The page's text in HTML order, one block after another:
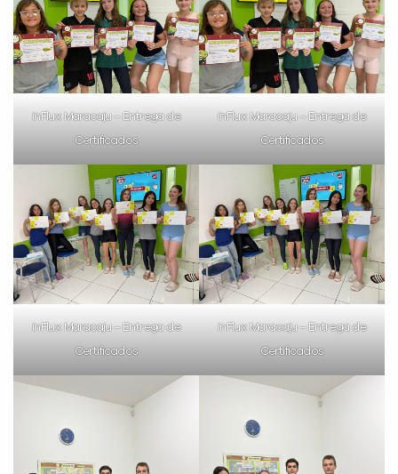
inFlux Maracaju – Entrega de
Certificados
inFlux Maracaju – Entrega de
Certificados
inFlux Maracaju – Entrega de
Certificados
inFlux Maracaju – Entrega de
Certificados
Desculpe!
Não encontramos nenhuma unidade
inFlux nesta cidade ou bairro que
você digitou.
Preencha com seus dados abaixo e
já vamos te colocar em contato